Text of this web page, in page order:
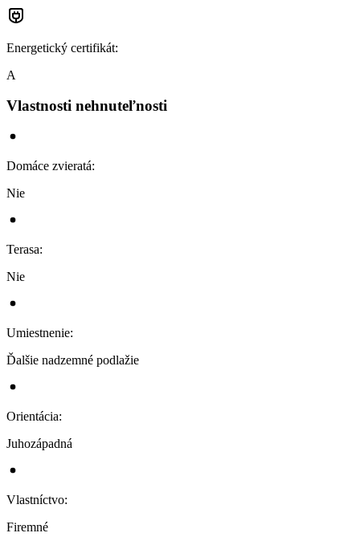
Energetický certifikát:
A
Vlastnosti nehnuteľnosti
Domáce zvieratá:
Nie
Terasa:
Nie
Umiestnenie:
Ďalšie nadzemné podlažie
Orientácia:
Juhozápadná
Vlastníctvo:
Firemné